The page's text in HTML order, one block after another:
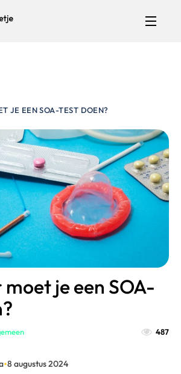
JE EEN SOA-TEST DOEN?
je een SOA-
487
•8 augustus 2024